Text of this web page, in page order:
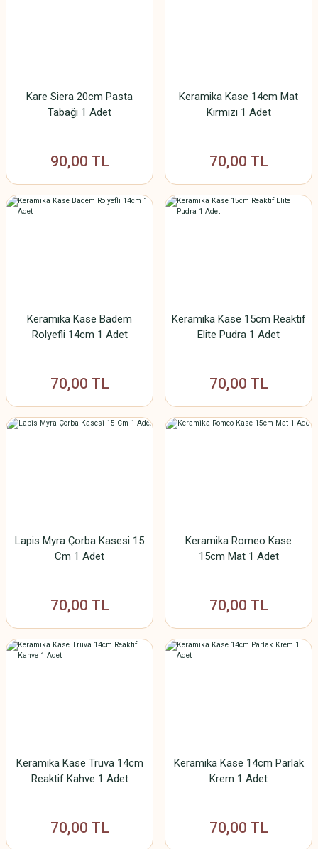
Kare Siera 20cm Pasta
Tabağı 1 Adet
90,00 TL
Keramika Kase 14cm Mat
Kırmızı 1 Adet
70,00 TL
Keramika Kase Badem
Rolyefli 14cm 1 Adet
70,00 TL
Keramika Kase 15cm Reaktif
Elite Pudra 1 Adet
70,00 TL
Lapis Myra Çorba Kasesi 15
Cm 1 Adet
70,00 TL
Keramika Romeo Kase
15cm Mat 1 Adet
70,00 TL
Keramika Kase Truva 14cm
Reaktif Kahve 1 Adet
70,00 TL
Keramika Kase 14cm Parlak
Krem 1 Adet
70,00 TL